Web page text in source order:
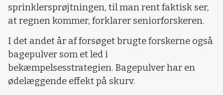
sprinklersprøjtningen, til man rent faktisk ser,
at regnen kommer, forklarer seniorforskeren.
I det andet år af forsøget brugte forskerne også
bagepulver som et led i
bekæmpelsesstrategien. Bagepulver har en
ødelæggende effekt på skurv.